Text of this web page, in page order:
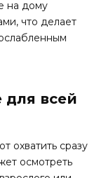
на дому
что делает
всей
охватить сразу
осмотреть